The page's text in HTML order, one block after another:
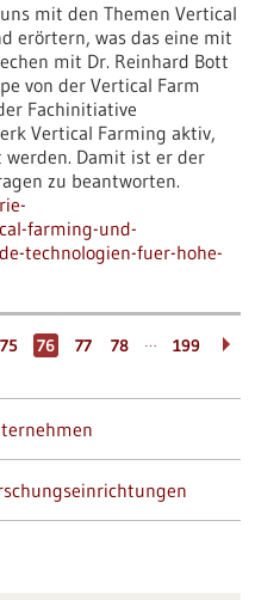
mit den Themen Vertical
erörtern, was das eine mit
mit Dr. Reinhard Bott
von der Vertical Farm
Fachinitiative
Vertical Farming aktiv,
werden. Damit ist er der
zu beantworten.
farming-und-
technologien-fuer-hohe-
75 76 77 78 … 199